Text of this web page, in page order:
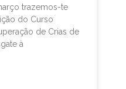
trazemos-te
do Curso
de Crias de
à